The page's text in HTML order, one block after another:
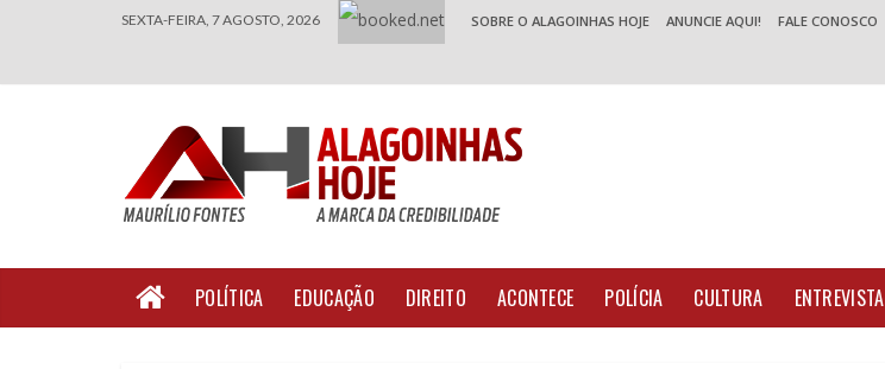
SEXTA-FEIRA, 7 AGOSTO, 2026 SOBRE O ALAGOINHAS HOJE ANUNCIE AQUI! FALE CONOSCO
POLÍTICA EDUCAÇÃO DIREITO ACONTECE POLÍCIA CULTURA ENTREVISTA